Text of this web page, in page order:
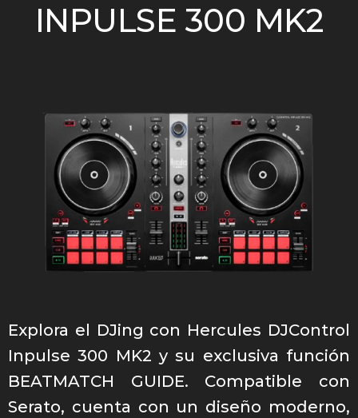
INPULSE 300 MK2
Explora el DJing con Hercules DJControl
Inpulse 300 MK2 y su exclusiva función
BEATMATCH GUIDE. Compatible con
Serato, cuenta con un diseño moderno,